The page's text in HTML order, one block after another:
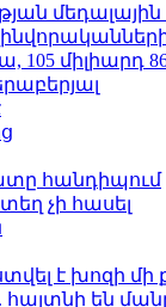
մեդալային
միլիարդ
հանդիպում
չի հասել
է խոզի մի
են